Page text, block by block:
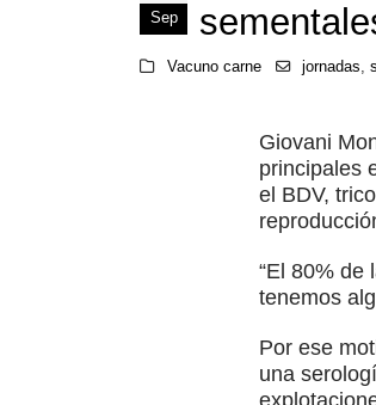
Sep
Vacuno carne jornadas,
Giovani
principales
el BDV,
“El 80% de
tenemos
Por ese
una